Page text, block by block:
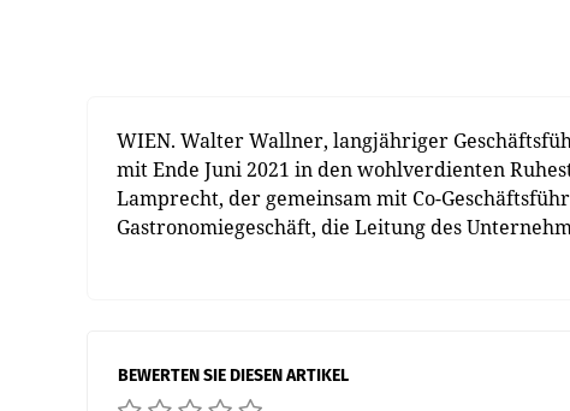
WIEN. Walter Wallner, langjähriger
mit Ende Juni 2021 in den wohlverdienten
Lamprecht, der gemeinsam mit Co-
Gastronomiegeschäft, die Leitung des
BEWERTEN SIE DIESEN ARTIKEL